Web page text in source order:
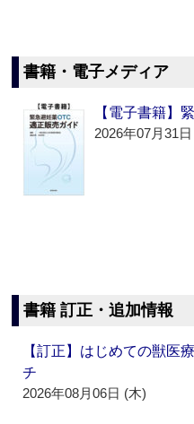
書籍・電子メディア
【電子書籍】
2026年07月31
書籍 訂正・追加情報
【訂正】はじめての獣
チ
2026年08月06日 (木)